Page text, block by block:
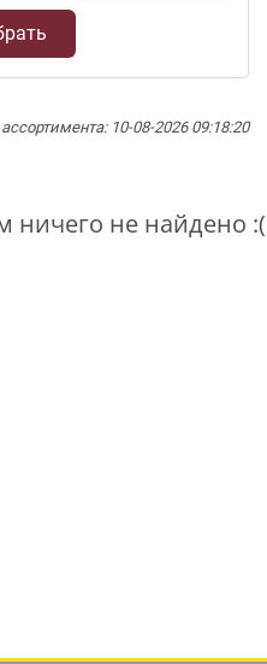
10-08-2026 09:18:20
ничего не найдено :(